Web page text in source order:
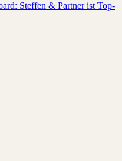
Steffen & Partner ist Top-